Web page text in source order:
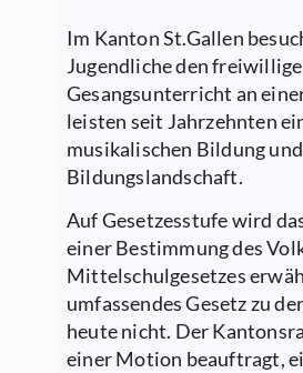
Im Kanton St.Gallen
Jugendliche den
Gesangsunterricht an
leisten seit Jahrzehnten
musikalischen Bildung
Bildungslandschaft.
Auf Gesetzesstufe wird
einer Bestimmung des
Mittelschulgesetzes
umfassendes Gesetz zu
heute nicht. Der
einer Motion beauftragt,